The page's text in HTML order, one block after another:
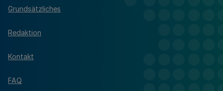
Grundsätzliches
Redaktion
Kontakt
FAQ